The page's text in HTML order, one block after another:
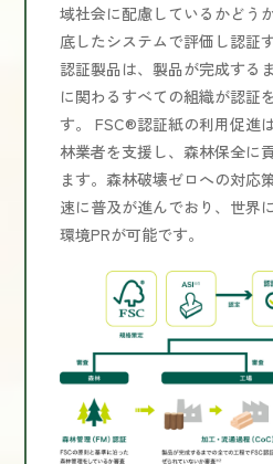
域社会に配慮しているかどう
底したシステムで評価し認証
認証製品は、製品が完成する
に関わるすべての組織が認証
す。 FSC®認証紙の利用促進
林業者を支援し、森林保全に
ます。森林破壊ゼロへの対応
速に普及が進んでおり、世界
環境PRが可能です。